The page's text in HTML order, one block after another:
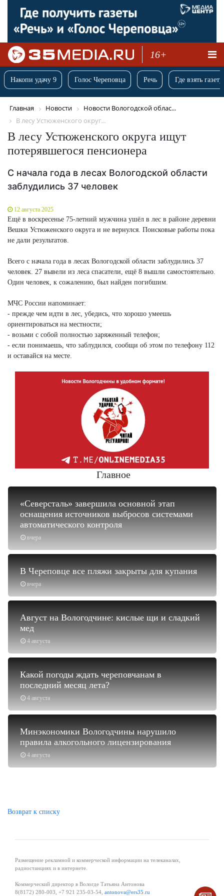
16+
Накопи удачу 9 Голос Череповца Речь Где взять
Главная Новости
Новости Вологодской облас...
В лесу Устюженского округ...
В лесу Устюженского округа ищут
потерявшегося пенсионера
С начала года в лесах Вологодской области
заблудились 37 человек
12 августа 2025
Ещё в воскресенье 75-летний мужчина ушёл в лес в районе деревни
Вешки Устюженского округа и не вернулся. Поисковые работы пока
не дали результатов.
Всего с начала года в лесах Вологодской области заблудились 37
человек. 27 вывели из леса спасатели, ещё 8 вышли самостоятельно.
Один человек, к сожалению, был найден погибшим.
МЧС России напоминает:
- прежде чем идти в лес, убедись, что хорошо умеешь
ориентироваться на местности;
- возьми с собой полностью заряженный телефон;
- если понимаешь, что заблудился, сообщи об этом по телефону 112
и оставайся на месте.
Главное
вчера
«Северсталь» завершила основной этап
оснащения источников выбросов системами
автоматического контроля
вчера
В Череповце все пляжи закрыты для купания
4 августа
Август на Вологодчине: кислые щи и сладкий
мед
4 августа
Какой погоды ждать череповчанам в
последний месяц лета?
4 августа
Минэкономики Вологодчины нарушило
правила алкогольного лицензирования
Возврат к списку
Размещение рекламной и коммерческой информации на телеканалах,
радиостанциях и в интернете.
Коммерческий директор в Вологде Татьяна Антонова
8(8172) 280-003, +7 921 235-03-54, antonova@ers35.ru